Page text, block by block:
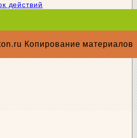
действий
Копирование материалов